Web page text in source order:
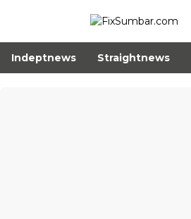
Indeptnews Straightnews